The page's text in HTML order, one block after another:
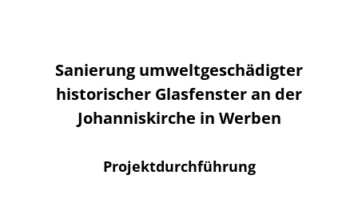
Sanierung umweltgeschädigter
historischer Glasfenster an der
Johanniskirche in Werben
Projektdurchführung